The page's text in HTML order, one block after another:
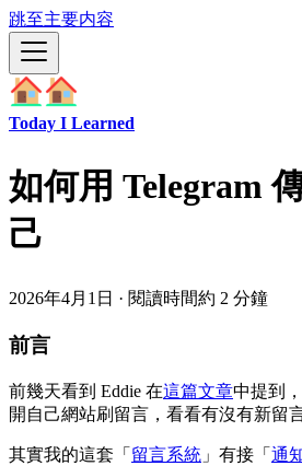
跳至主要内容
Today I Learned
如何用 Telegram
己
2026年4月1日 · 閱讀時間約 2 分鐘
前言
前幾天看到 Eddie 在這篇文章中提到
開自己網站刷留言，看看有沒有新留
其實我的這套「 留言系統 」有接「 通